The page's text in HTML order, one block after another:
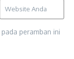
peramban ini